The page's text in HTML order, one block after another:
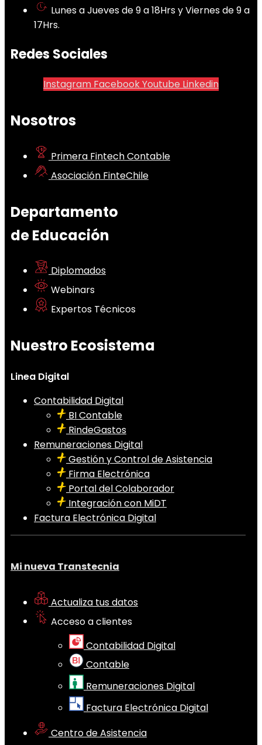
Lunes a Jueves de 9 a 18Hrs y Viernes de 9 a
17Hrs.
Redes Sociales
Instagram FacebookYoutube Linkedin
Nosotros
Primera Fintech Contable
Asociación FinteChile
Departamento
de Educación
Diplomados
Webinars
Expertos Técnicos
Nuestro Ecosistema
Linea Digital
Contabilidad Digital
BI Contable
RindeGastos
Remuneraciones Digital
Gestión y Control de Asistencia
Firma Electrónica
Portal del Colaborador
Integración con MiDT
Factura Electrónica Digital
Mi nueva Transtecnia
Actualiza tus datos
Acceso a clientes
Contabilidad Digital
Contable
Remuneraciones Digital
Factura Electrónica Digital
Centro de Asistencia